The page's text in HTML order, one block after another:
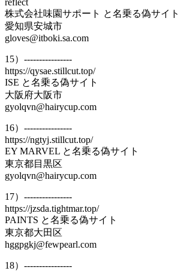
株式会社味園サポート と名乗る偽サイト
愛知県安城市
gloves@itboki.sa.com
15）----------------
https://qysae.stillcut.top/
ISE と名乗る偽サイト
大阪府大阪市
gyolqvn@hairycup.com
16）----------------
https://ngtyj.stillcut.top/
EY MARVEL と名乗る偽サイト
東京都目黒区
gyolqvn@hairycup.com
17）----------------
https://jzsda.tightmar.top/
PAINTS と名乗る偽サイト
東京都大田区
hggpgkj@fewpearl.com
18）----------------